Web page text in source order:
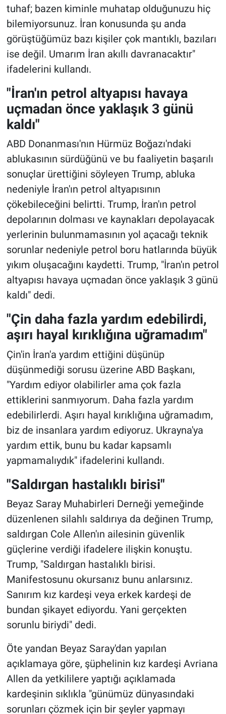
tuhaf; bazen kiminle muhatap olduğunuzu hiç
bilemiyorsunuz. İran konusunda şu anda
görüştüğümüz bazı kişiler çok mantıklı, bazıları
ise değil. Umarım İran akıllı davranacaktır"
ifadelerini kullandı.
"İran'ın petrol altyapısı havaya
uçmadan önce yaklaşık 3 günü
kaldı"
ABD Donanması'nın Hürmüz Boğazı'ndaki
ablukasının sürdüğünü ve bu faaliyetin başarılı
sonuçlar ürettiğini söyleyen Trump, abluka
nedeniyle İran'ın petrol altyapısının
çökebileceğini belirtti. Trump, İran'ın petrol
depolarının dolması ve kaynakları depolayacak
yerlerinin bulunmamasının yol açacağı teknik
sorunlar nedeniyle petrol boru hatlarında büyük
yıkım oluşacağını kaydetti. Trump, "İran'ın petrol
altyapısı havaya uçmadan önce yaklaşık 3 günü
kaldı" dedi.
"Çin daha fazla yardım edebilirdi,
aşırı hayal kırıklığına uğramadım"
Çin'in İran'a yardım ettiğini düşünüp
düşünmediği sorusu üzerine ABD Başkanı,
"Yardım ediyor olabilirler ama çok fazla
ettiklerini sanmıyorum. Daha fazla yardım
edebilirlerdi. Aşırı hayal kırıklığına uğramadım,
biz de insanlara yardım ediyoruz. Ukrayna'ya
yardım ettik, bunu bu kadar kapsamlı
yapmamalıydık" ifadelerini kullandı.
"Saldırgan hastalıklı birisi"
Beyaz Saray Muhabirleri Derneği yemeğinde
düzenlenen silahlı saldırıya da değinen Trump,
saldırgan Cole Allen'ın ailesinin güvenlik
güçlerine verdiği ifadelere ilişkin konuştu.
Trump, "Saldırgan hastalıklı birisi.
Manifestosunu okursanız bunu anlarsınız.
Sanırım kız kardeşi veya erkek kardeşi de
bundan şikayet ediyordu. Yani gerçekten
sorunlu biriydi" dedi.
Öte yandan Beyaz Saray'dan yapılan
açıklamaya göre, şüphelinin kız kardeşi Avriana
Allen da yetkililere yaptığı açıklamada
kardeşinin sıklıkla "günümüz dünyasındaki
sorunları çözmek için bir şeyler yapmayı